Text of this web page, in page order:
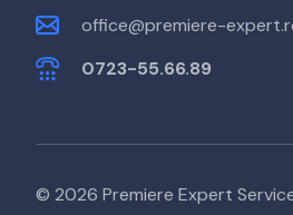
office@premiere-
0723-55.66.89
© 2026 Premiere Expert